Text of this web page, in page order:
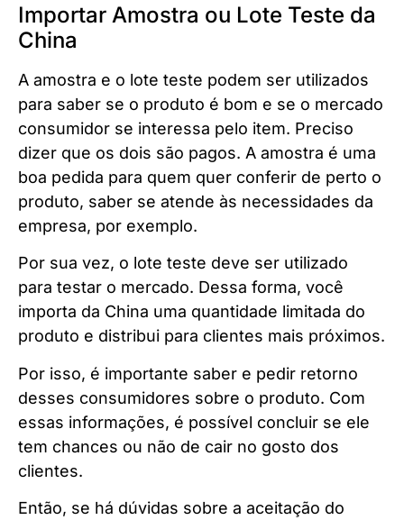
Importar Amostra ou Lote Teste da
China
A amostra e o lote teste podem ser utilizados
para saber se o produto é bom e se o mercado
consumidor se interessa pelo item. Preciso
dizer que os dois são pagos. A amostra é uma
boa pedida para quem quer conferir de perto o
produto, saber se atende às necessidades da
empresa, por exemplo.
Por sua vez, o lote teste deve ser utilizado
para testar o mercado. Dessa forma, você
importa da China uma quantidade limitada do
produto e distribui para clientes mais próximos.
Por isso, é importante saber e pedir retorno
desses consumidores sobre o produto. Com
essas informações, é possível concluir se ele
tem chances ou não de cair no gosto dos
clientes.
Então, se há dúvidas sobre a aceitação do